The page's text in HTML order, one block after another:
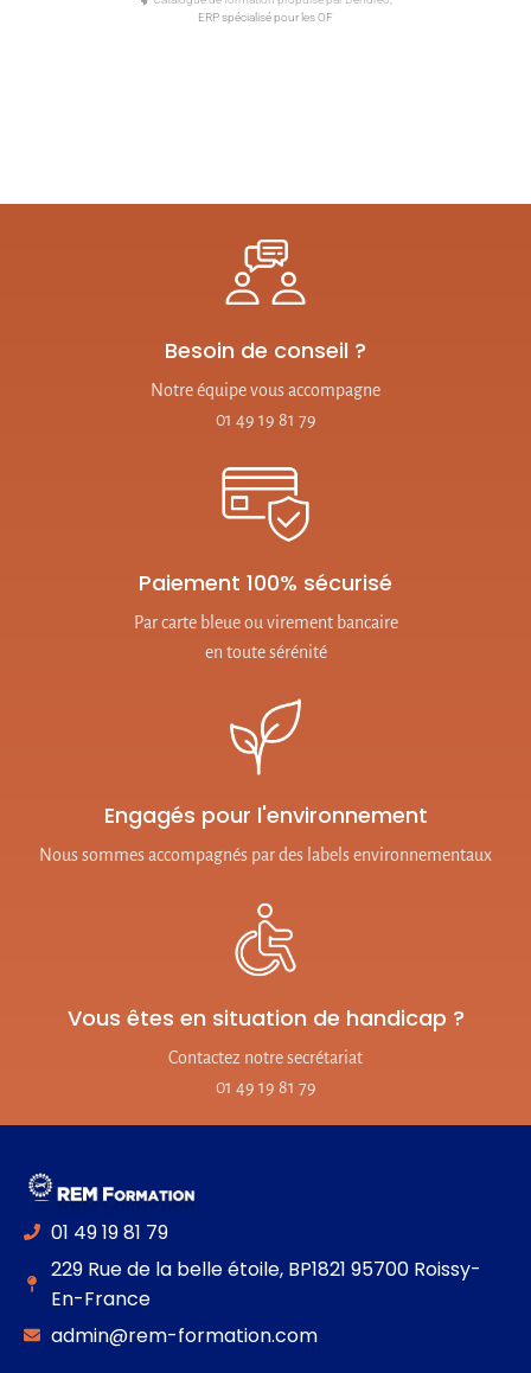
ERP spécialisé pour les OF
Besoin de conseil ?
Notre équipe vous accompagne
01 49 19 81 79
Paiement 100% sécurisé
Par carte bleue ou virement bancaire
en toute sérénité
Engagés pour l'environnement
Nous sommes accompagnés par des labels environnementaux
Vous êtes en situation de handicap ?
Contactez notre secrétariat
01 49 19 81 79
01 49 19 81 79
229 Rue de la belle étoile, BP1821 95700 Roissy-
En-France
admin@rem-formation.com